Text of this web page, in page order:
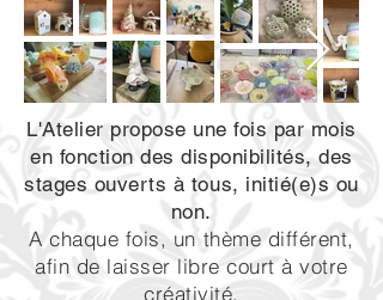
L'Atelier propose une fois par mois
en fonction des disponibilités, des
stages ouverts à tous, initié(e)s ou
non.
A chaque fois, un thème différent,
afin de laisser libre court à votre
créativité.